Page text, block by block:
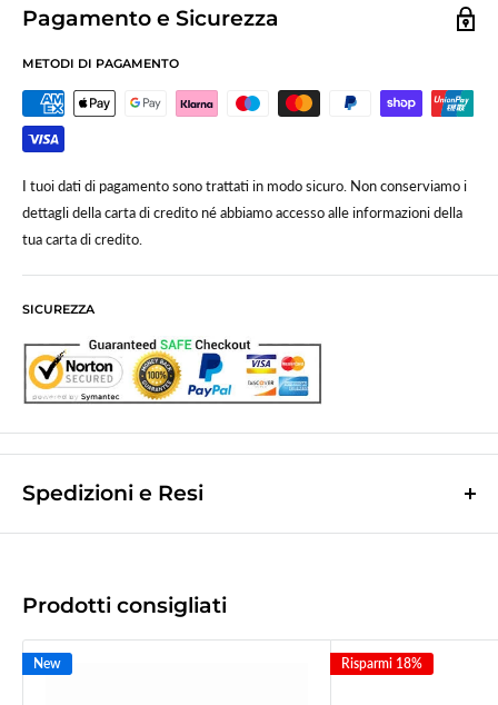
Pagamento e Sicurezza
METODI DI PAGAMENTO
I tuoi dati di pagamento sono trattati in modo sicuro. Non conserviamo i
dettagli della carta di credito né abbiamo accesso alle informazioni della
tua carta di credito.
SICUREZZA
Spedizioni e Resi
Le spese di spedizione sono a contributo fisso di10,0€e vengono
(Spese di spedizione gratuite per ordini superiori a
Prodotti consigliati
New Risparmi 18%